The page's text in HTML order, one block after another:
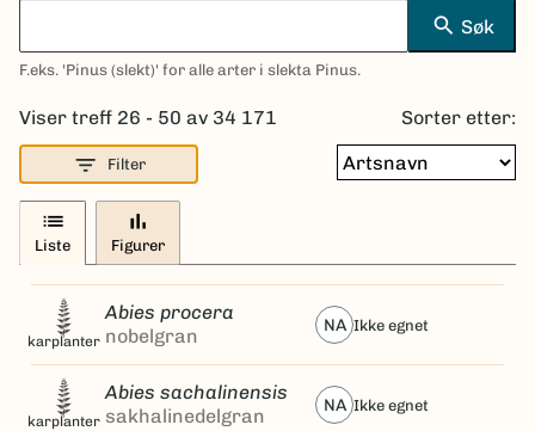
search Søk
F.eks. 'Pinus (slekt)' for alle arter i slekta Pinus.
Viser treff 26 - 50 av 34 171 Sorter etter:
filter_list Filter
list
Liste
bar_chart
Figurer
karplanter
Abies procera
nobelgran
NA ikke egnet
karplanter
Abies sachalinensis
sakhalinedelgran
NA ikke egnet